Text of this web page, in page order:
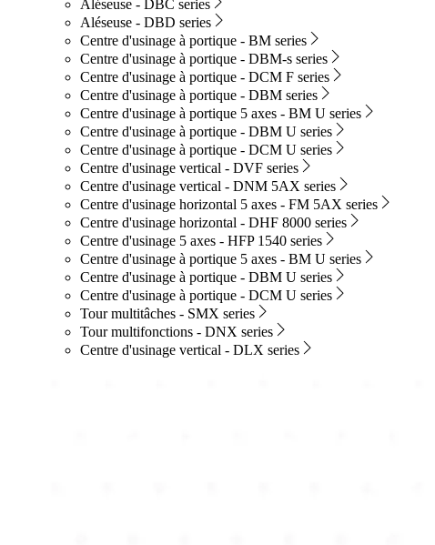
Aléseuse - DBC series
Aléseuse - DBD series
Centre d'usinage à portique - BM series
Centre d'usinage à portique - DBM-s series
Centre d'usinage à portique - DCM F series
Centre d'usinage à portique - DBM series
Centre d'usinage à portique 5 axes - BM U series
Centre d'usinage à portique - DBM U series
Centre d'usinage à portique - DCM U series
Centre d'usinage vertical - DVF series
Centre d'usinage vertical - DNM 5AX series
Centre d'usinage horizontal 5 axes - FM 5AX series
Centre d'usinage horizontal - DHF 8000 series
Centre d'usinage 5 axes - HFP 1540 series
Centre d'usinage à portique 5 axes - BM U series
Centre d'usinage à portique - DBM U series
Centre d'usinage à portique - DCM U series
Tour multitâches - SMX series
Tour multifonctions - DNX series
Centre d'usinage vertical - DLX series